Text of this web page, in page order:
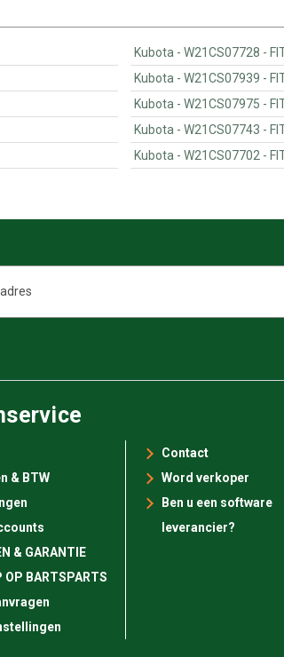
& BTW
& GARANTIE
OP BARTSPARTS
Contact
Word verkoper
Ben u een software
leverancier?